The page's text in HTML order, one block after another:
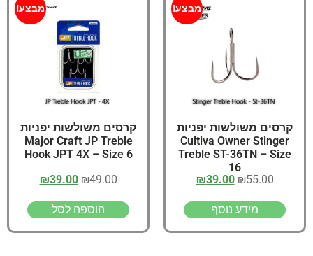
מבצע!
קרסים משולשות יפניות
Cultiva Owner Stinger
Treble ST-36TN – Size
16
₪55.00
₪39.00
מידע נוסף
מבצע!
קרסים משולשות יפניות
Major Craft JP Treble
Hook JPT 4X – Size 6
₪49.00
₪39.00
הוספה לסל